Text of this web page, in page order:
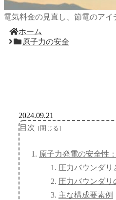
電気料金の見直し、節電のアイ
ホーム
原子力の安全
2024.09.21
目次
原子力発電の安全性
圧力バウンダリ
圧力バウンダリ
主な構成要素例